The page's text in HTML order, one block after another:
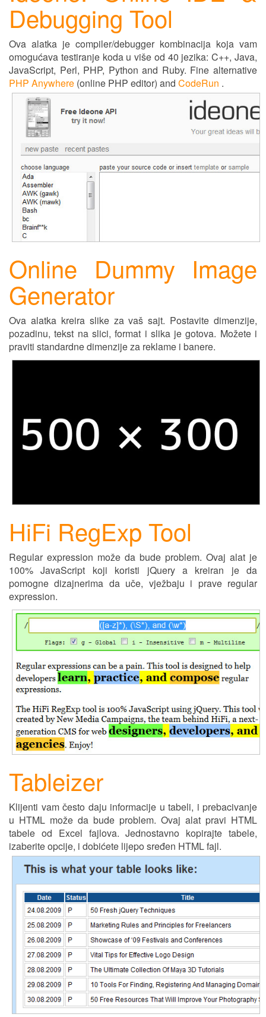
Debugging Tool
Ova alatka je compiler/debugger kombinacija koja vam
omogućava testiranje koda u više od 40 jezika: C++, Java,
JavaScript, Perl, PHP, Python and Ruby. Fine alternative
PHP Anywhere (online PHP editor) and CodeRun .
Online Dummy Image
Generator
Ova alatka kreira slike za vaš sajt. Postavite dimenzije,
pozadinu, tekst na slici, format i slika je gotova. Možete i
praviti standardne dimenzije za reklame i banere.
HiFi RegExp Tool
Regular expression može da bude problem. Ovaj alat je
100% JavaScript koji koristi jQuerya kreiran je da
pomogne dizajnerima da uče, vježbaju i prave regular
expression.
Tableizer
Klijenti vam često daju informacije u tabeli, i prebacivanje
u HTML može da bude problem. Ovaj alat pravi HTML
tabele od Excel fajlova. Jednostavno kopirajte tabele,
izaberite opcije, i dobićete lijepo sređen HTML fajl.